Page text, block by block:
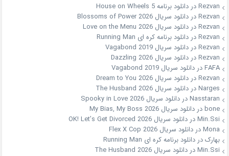
Rezvanدردانلود برنامه House on Wheels 5
Rezvanدردانلود سریال Blossoms of Power 2026
Rezvanدردانلود سریال Love on the Menu 2026
Rezvanدردانلود برنامه کره ای Running Man
Rezvanدردانلود سریال Vagabond 2019
Rezvanدردانلود سریال Dazzling 2026
FAFAدردانلود سریال Vagabond 2019
Rezvanدردانلود سریال Dream to You 2026
Nargesدردانلود سریال The Husband 2026
Nasstaranدردانلود سریال Spooky in Love 2026
boneدردانلود سریال My Bias, My Boss 2026
Min.Ssiدردانلود سریال OK! Let’s Get Divorced 2026
Monaدردانلود سریال Flex X Cop 2026
بهارکدردانلود برنامه کره ای Running Man
Min.Ssiدردانلود سریال The Husband 2026